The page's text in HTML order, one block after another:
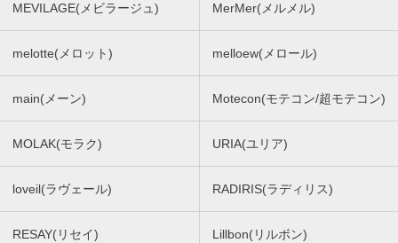
MEVILAGE(メビラージュ) MerMer(メルメル)
melotte(メロット) melloew(メロール)
main(メーン) Motecon(モテコン/超モテコン)
MOLAK(モラク) URIA(ユリア)
loveil(ラヴェール) RADIRIS(ラディリス)
RESAY(リセイ) Lillbon(リルボン)